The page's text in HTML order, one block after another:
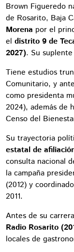
Brown Figueredo
de Rosarito, Baja
Morena por el
el distrito 9 de
2027). Su
Tiene estudios
Comunitario, y
como presidenta
2024), además de
Censo del
Su trayectoria
estatal de
consulta nacional
la campaña
(2012) y
2011.
Antes de su
Radio Rosarito
locales de